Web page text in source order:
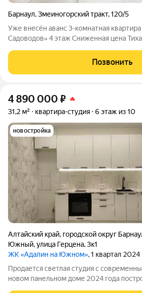
Барнаул,Змеиногорский тракт,120/5
Уже внесён аванс 3-комнатная
Садоводов» 4 этаж Сниженная цена
инфраструктурой. Подходит для семьи,
объект под аренду. Локация и
Позвонить
4 890 000 ₽
31,2 м² квартира-студия 6 этаж из 10
новостройка
Алтайский край, городской округ
Южный,улица Герцена,3к1
ЖК «Адалин на Южном», 1 квартал 2024
Продается светлая студия с
новом панельном доме 2024 года